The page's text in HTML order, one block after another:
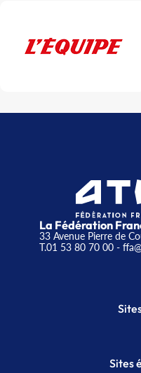
La Fédération
33 Avenue Pierre de
T.01 53 80 70 00-
Sites